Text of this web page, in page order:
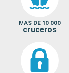
MAS DE 10 000
cruceros